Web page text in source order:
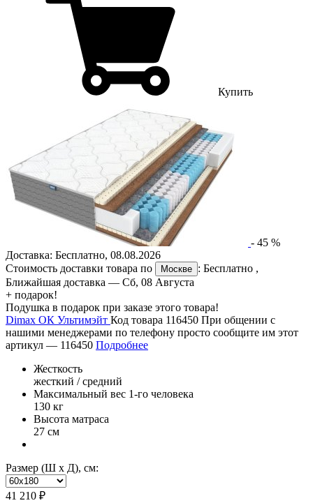
Купить
- 45 %
Доставка: Бесплатно, 08.08.2026
Стоимость доставки товара по
Москве : Бесплатно ,
Ближайшая доставка — Сб, 08 Августа
+ подарок!
Подушка в подарок при заказе этого товара!
Dimax ОК Ультимэйт Код товара 116450 При общении с
нашими менеджерами по телефону просто сообщите им этот
артикул — 116450 Подробнее
Жесткость
жесткий / средний
Максимальный вес 1-го человека
130 кг
Высота матраса
27 см
Размер (Ш х Д), см:
41 210 ₽